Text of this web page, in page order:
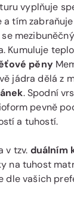
vyplňuje
tím
Kumuluje
pěny
jádra dělá z
. Spodní
pevně
a tuhostí.
v tzv. duálním
na tuhost
dle vašich